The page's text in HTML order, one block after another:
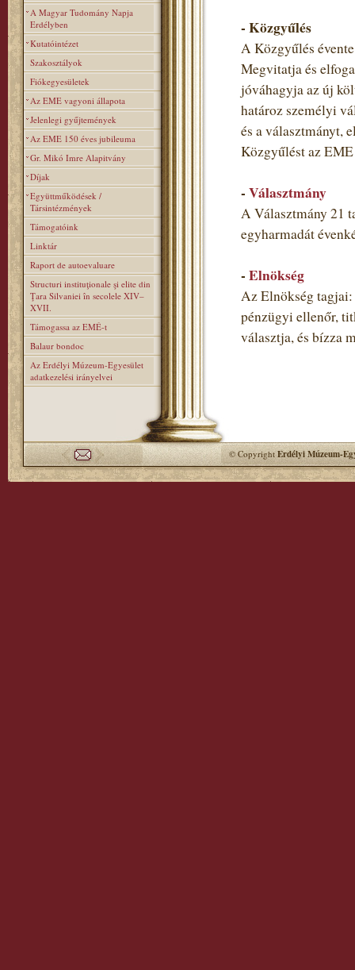
A Magyar Tudomány Napja
Erdélyben
Kutatóintézet
Szakosztályok
Fiókegyesületek
Az EME vagyoni állapota
Jelenlegi gyűjtemények
Az EME 150 éves jubileuma
Gr. Mikó Imre Alapitvány
Díjak
Együttműködések /
Társintézmények
Támogatóink
Linktár
Raport de autoevaluare
Structuri instituţionale şi elite din
Ţara Silvaniei în secolele XIV–
XVII.
Támogassa az EMÉ-t
Balaur bondoc
Az Erdélyi Múzeum-Egyesület
adatkezelési irányelvei
- Közgyűlés
A Közgyűlés
Megvitatja és
jóváhagyja az új
határoz személyi
és a választmányt,
Közgyűlést az
- Választmány
A Választmány 21
egyharmadát
- Elnökség
Az Elnökség
pénzügyi ellenőr,
választja, és bízza
© CopyrightErdélyi Múzeum-